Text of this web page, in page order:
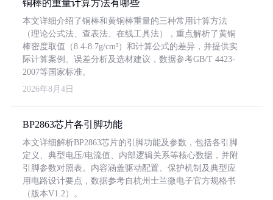
铜棒的重量计算方法有哪些
本文详细介绍了铜棒和黄铜棒重量的三种常用计算方法
（理论公式法、查表法、在线工具法），重点解析了黄铜
棒密度取值（8.4-8.7g/cm³）和计算公式的差异，并提供实
际计算案例、误差分析及选材建议，数据参考GB/T 4423-
2007等国家标准。
2026年8月4日
BP2863芯片各引脚功能
本文详细解析BP2863芯片的引脚功能及参数，包括各引脚
定义、典型电压/电流值、内部逻辑关系等核心数据，并附
引脚参数对照表。内容涵盖驱动配置、保护机制及典型应
用电路设计要点，数据参考自杭州士兰微电子官方规格书
（版本V1.2）。